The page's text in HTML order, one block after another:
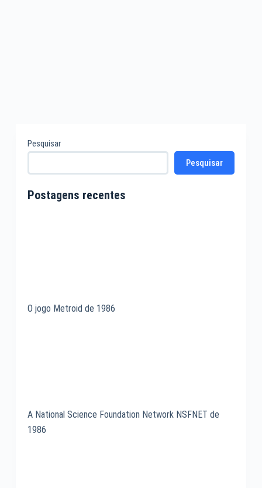
Pesquisar
Pesquisar
Postagens recentes
O jogo Metroid de 1986
A National Science Foundation Network NSFNET de
1986